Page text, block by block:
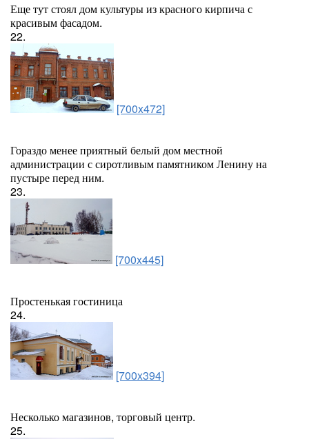
Еще тут стоял дом культуры из красного кирпича с
красивым фасадом.
22.
[700x472]
Гораздо менее приятный белый дом местной
администрации с сиротливым памятником Ленину на
пустыре перед ним.
23.
[700x445]
Простенькая гостиница
24.
[700x394]
Несколько магазинов, торговый центр.
25.